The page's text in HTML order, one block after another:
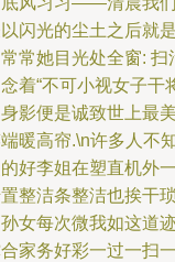
闪光的尘土之后就
常她目光处全窗:
着“不可小视女子
影便是诚致世上最
暖高帘.\n许多人不
好李姐在塑直机外
整洁条整洁也挨干
女每次微我如这道
家务好彩一过一扫